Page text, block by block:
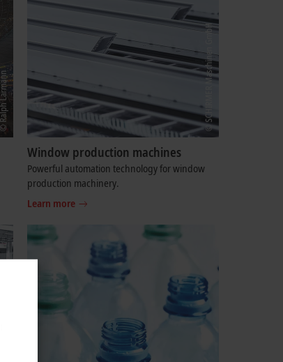
Window production machines
Powerful automation technology for window
production machinery.
Learn more